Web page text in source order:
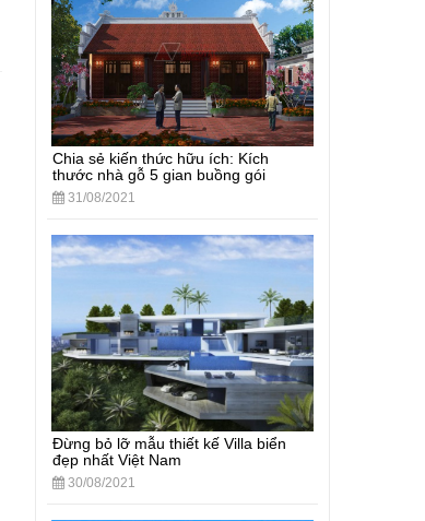
Chia sẻ kiến thức hữu ích: Kích
thước nhà gỗ 5 gian buồng gói
31/08/2021
Đừng bỏ lỡ mẫu thiết kế Villa biển
đẹp nhất Việt Nam
30/08/2021